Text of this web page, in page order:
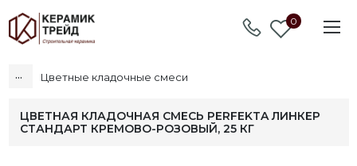
0
... Цветные кладочные смеси
ЦВЕТНАЯ КЛАДОЧНАЯ СМЕСЬ PERFEKTA ЛИНКЕР
СТАНДАРТ КРЕМОВО-РОЗОВЫЙ, 25 КГ